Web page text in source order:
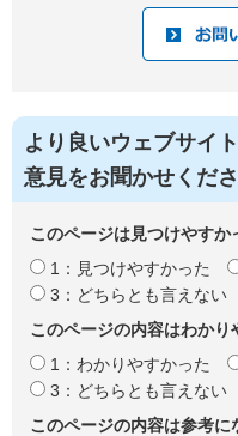
より良いウェブサイ
意見をお聞かせくだ
このページは見つけやすか
1：見つけやすかった
3：どちらとも言えない
このページの内容はわかり
1：わかりやすかった
3：どちらとも言えない
このページの内容は参考に